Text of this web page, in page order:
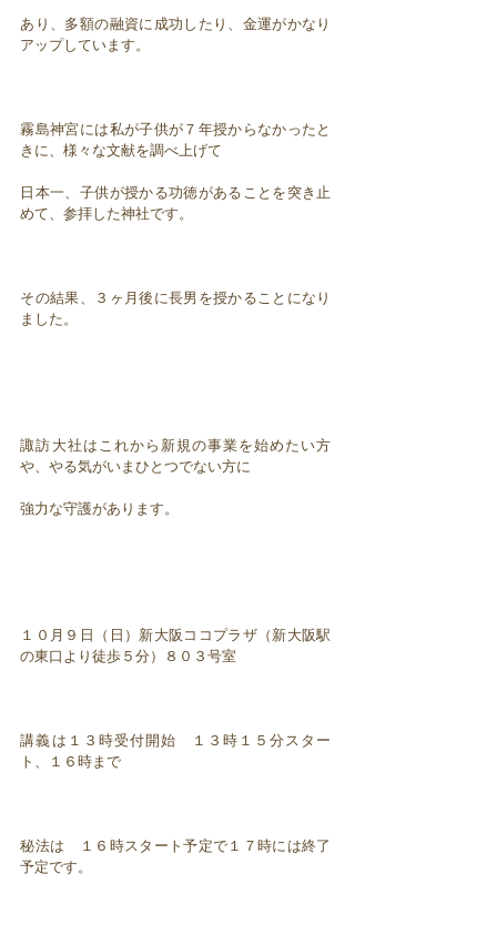
あり、多額の融資に成功したり、金運がかなり
アップしています。
霧島神宮には私が子供が７年授からなかったと
きに、様々な文献を調べ上げて
日本一、子供が授かる功徳があることを突き止
めて、参拝した神社です。
その結果、３ヶ月後に長男を授かることになり
ました。
諏訪大社はこれから新規の事業を始めたい方
や、やる気がいまひとつでない方に
強力な守護があります。
１０月９日（日）新大阪ココプラザ（新大阪駅
の東口より徒歩５分）８０３号室
講義は１３時受付開始 １３時１５分スター
ト、１６時まで
秘法は １６時スタート予定で１７時には終了
予定です。